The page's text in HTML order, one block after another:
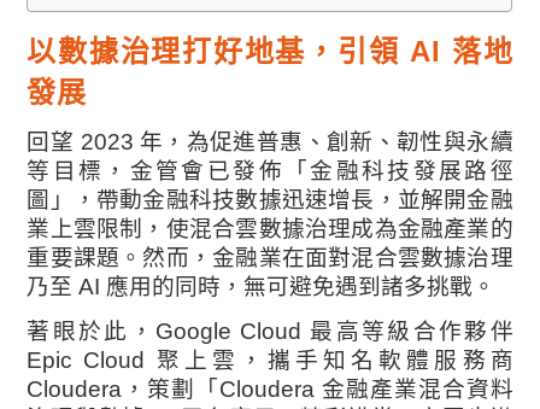
以數據治理打好地基，引領 AI 落地
發展
回望 2023 年，為促進普惠、創新、韌性與永續
等目標，金管會已發佈「金融科技發展路徑
圖」，帶動金融科技數據迅速增長，並解開金融
業上雲限制，使混合雲數據治理成為金融產業的
重要課題。 然而，金融業在面對混合雲數據治理
乃至 AI 應用的同時，無可避免遇到諸多挑戰。
著眼於此，Google Cloud 最高等級合作夥伴
Epic Cloud 聚上雲，攜手知名軟體服務商
Cloudera，策劃「Cloudera 金融產業混合資料